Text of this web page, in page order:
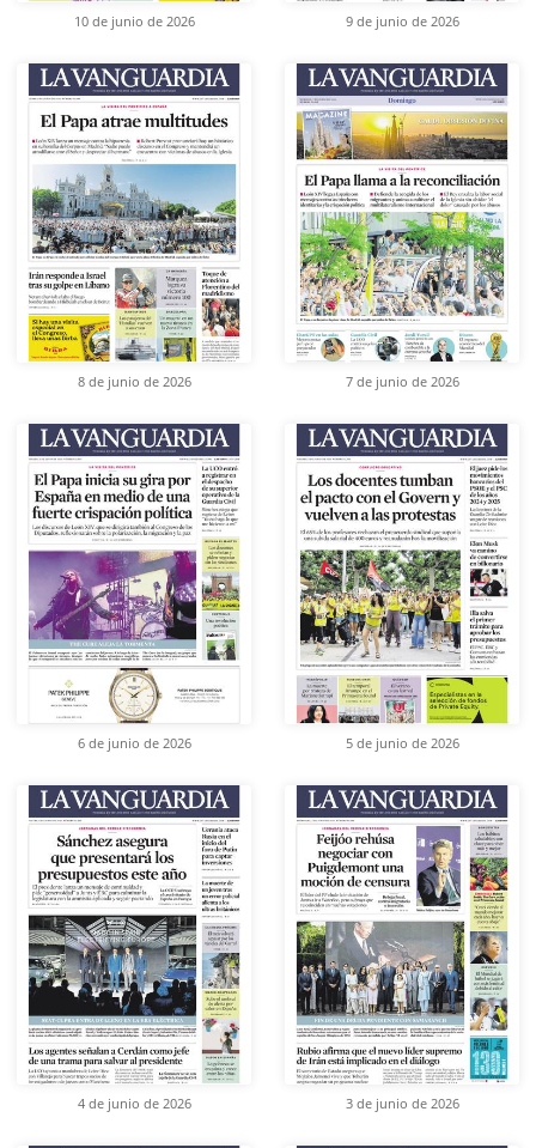
10 de junio de 2026 9 de junio de 2026
8 de junio de 2026 7 de junio de 2026
6 de junio de 2026 5 de junio de 2026
4 de junio de 2026 3 de junio de 2026